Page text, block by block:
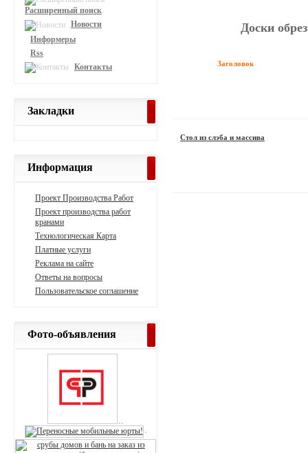
Доски
Заголовок
Стол из слэба и массива
Расширенный поиск
Новости
Информеры
Rss
Контакты
Закладки
Информация
Проект Производства Работ
Проект производства работ
кранами
Технологическая Карта
Платные услуги
Реклама на сайте
Ответы на вопросы
Пользовательское соглашение
Фото-объявления